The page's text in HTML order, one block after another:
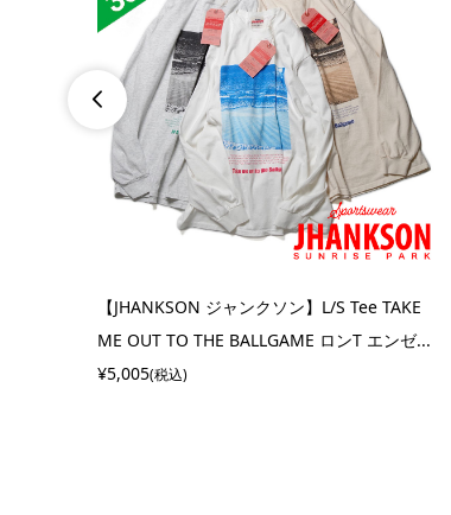

【JHANKSON ジャンクソン】L/S Tee TAKE
ME OUT TO THE BALLGAME ロンT エンゼ...
¥5,005(税込)